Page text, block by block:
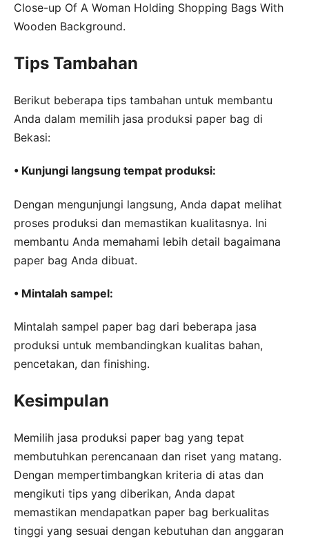
Close-up Of A Woman Holding Shopping Bags With
Wooden Background.
Tips Tambahan
Berikut beberapa tips tambahan untuk membantu
Anda dalam memilih jasa produksi paper bag di
Bekasi:
• Kunjungi langsung tempat produksi:
Dengan mengunjungi langsung, Anda dapat melihat
proses produksi dan memastikan kualitasnya. Ini
membantu Anda memahami lebih detail bagaimana
paper bag Anda dibuat.
• Mintalah sampel:
Mintalah sampel paper bag dari beberapa jasa
produksi untuk membandingkan kualitas bahan,
pencetakan, dan finishing.
Kesimpulan
Memilih jasa produksi paper bag yang tepat
membutuhkan perencanaan dan riset yang matang.
Dengan mempertimbangkan kriteria di atas dan
mengikuti tips yang diberikan, Anda dapat
memastikan mendapatkan paper bag berkualitas
tinggi yang sesuai dengan kebutuhan dan anggaran